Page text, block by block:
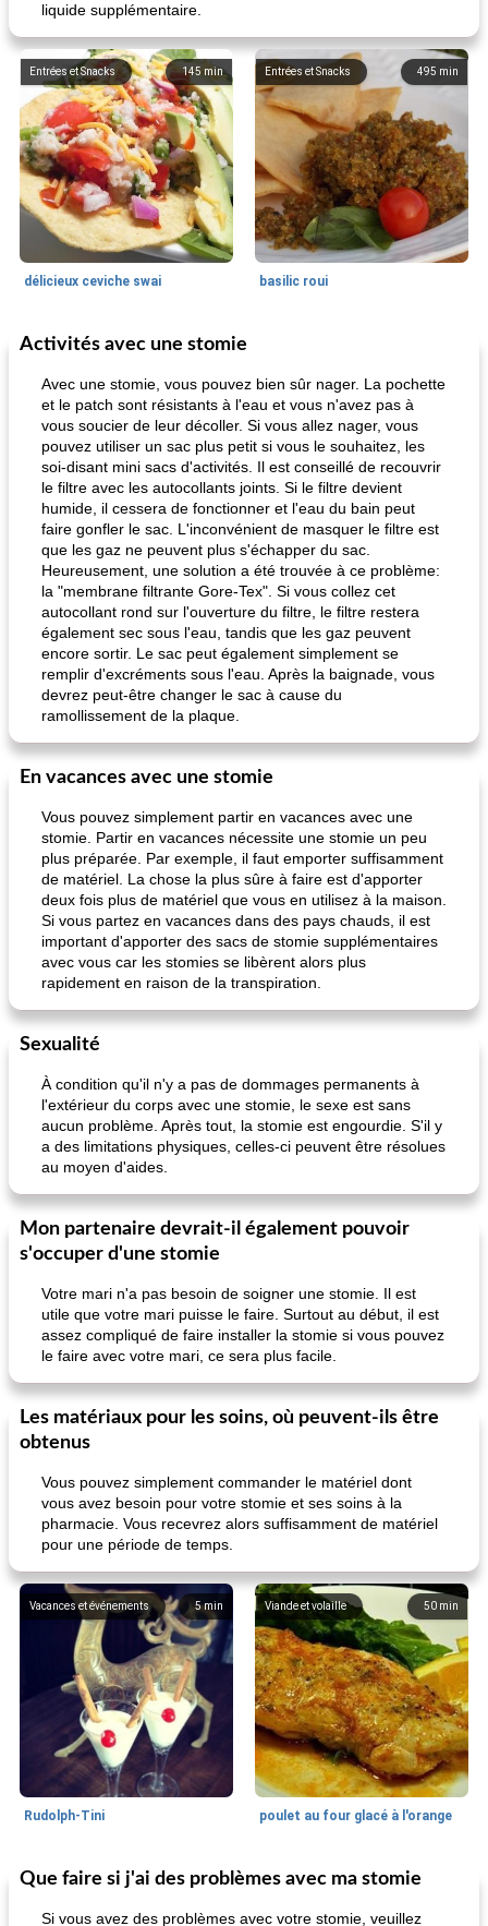
liquide supplémentaire.
145 min
Entrées et Snacks
délicieux ceviche swai
495 min
Entrées et Snacks
basilic roui
65min
Déjeuner / Snacks
pois chiches rôtis aux épices amandes au cheddar rôti
Activités avec une stomie
Avec une stomie, vous pouvez bien sûr nager. La pochette
et le patch sont résistants à l'eau et vous n'avez pas à
vous soucier de leur décoller. Si vous allez nager, vous
pouvez utiliser un sac plus petit si vous le souhaitez, les
soi-disant mini sacs d'activités. Il est conseillé de recouvrir
le filtre avec les autocollants joints. Si le filtre devient
humide, il cessera de fonctionner et l'eau du bain peut
faire gonfler le sac. L'inconvénient de masquer le filtre est
que les gaz ne peuvent plus s'échapper du sac.
Heureusement, une solution a été trouvée à ce problème:
la "membrane filtrante Gore-Tex". Si vous collez cet
autocollant rond sur l'ouverture du filtre, le filtre restera
également sec sous l'eau, tandis que les gaz peuvent
encore sortir. Le sac peut également simplement se
remplir d'excréments sous l'eau. Après la baignade, vous
devrez peut-être changer le sac à cause du
ramollissement de la plaque.
En vacances avec une stomie
Vous pouvez simplement partir en vacances avec une
stomie. Partir en vacances nécessite une stomie un peu
plus préparée. Par exemple, il faut emporter suffisamment
de matériel. La chose la plus sûre à faire est d'apporter
deux fois plus de matériel que vous en utilisez à la maison.
Si vous partez en vacances dans des pays chauds, il est
important d'apporter des sacs de stomie supplémentaires
avec vous car les stomies se libèrent alors plus
rapidement en raison de la transpiration.
Sexualité
À condition qu'il n'y a pas de dommages permanents à
l'extérieur du corps avec une stomie, le sexe est sans
aucun problème. Après tout, la stomie est engourdie. S'il y
a des limitations physiques, celles-ci peuvent être résolues
au moyen d'aides.
Mon partenaire devrait-il également pouvoir
s'occuper d'une stomie
Votre mari n'a pas besoin de soigner une stomie. Il est
utile que votre mari puisse le faire. Surtout au début, il est
assez compliqué de faire installer la stomie si vous pouvez
le faire avec votre mari, ce sera plus facile.
Les matériaux pour les soins, où peuvent-ils être
obtenus
Vous pouvez simplement commander le matériel dont
vous avez besoin pour votre stomie et ses soins à la
pharmacie. Vous recevrez alors suffisamment de matériel
pour une période de temps.
5min
Vacances et événements
Rudolph-Tini
50 min
Viande et volaille
poulet au four glacé à l'orange
10min
Alimentation saine Vacances et événements
Que faire si j'ai des problèmes avec ma stomie
Si vous avez des problèmes avec votre stomie, veuillez